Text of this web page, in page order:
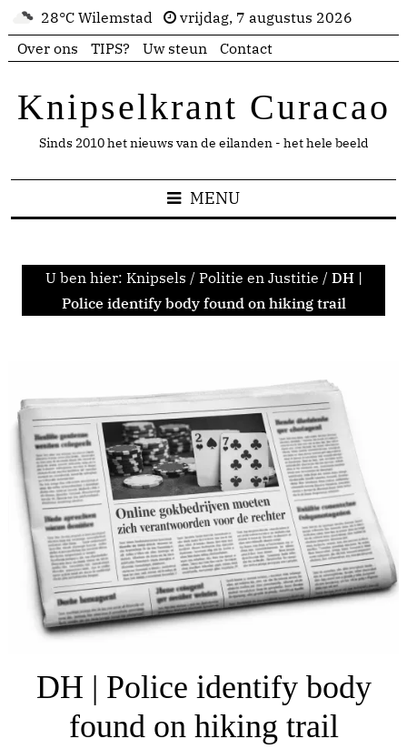
28°C Wilemstad
vrijdag, 7 augustus 2026
Over ons
TIPS? Uw steun Contact
Knipselkrant Curacao
Sinds 2010 het nieuws van de eilanden - het hele beeld
MENU
U ben hier: Knipsels / Politie en Justitie / DH |
Police identify body found on hiking trail
DH | Police identify body
found on hiking trail